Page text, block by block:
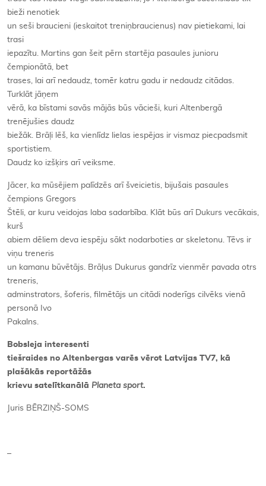
bieži nenotiek
un seši braucieni (ieskaitot treniņbraucienus) nav pietiekami, lai
trasi
iepazītu. Martins gan šeit pērn startēja pasaules junioru
čempionātā, bet
trases, lai arī nedaudz, tomēr katru gadu ir nedaudz citādas.
Turklāt jāņem
vērā, ka bīstami savās mājās būs vācieši, kuri Altenbergā
trenējušies daudz
biežāk. Brāļi lēš, ka vienlīdz lielas iespējas ir vismaz piecpadsmit
sportistiem.
Daudz ko izšķirs arī veiksme.
Jācer, ka mūsējiem palīdzēs arī šveicietis, bijušais pasaules
čempions Gregors
Štēli, ar kuru veidojas laba sadarbība. Klāt būs arī Dukurs vecākais,
kurš
abiem dēliem deva iespēju sākt nodarboties ar skeletonu. Tēvs ir
viņu treneris
un kamanu būvētājs. Brāļus Dukurus gandrīz vienmēr pavada otrs
treneris,
adminstrators, šoferis, filmētājs un citādi noderīgs cilvēks vienā
personā Ivo
Pakalns.
Bobsleja interesenti
tiešraides no Altenbergas varēs vērot Latvijas TV7, kā
plašākās reportāžās
krievu satelītkanālā Planeta sport.
Juris BĒRZIŅŠ-SOMS
–